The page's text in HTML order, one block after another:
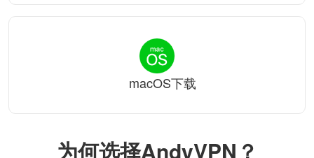
为何选择AndyVPN？
macOS下载